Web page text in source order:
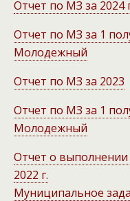
Отчет по МЗ за 2024
Отчет по МЗ за 1
Молодежный
Отчет по МЗ за 2023
Отчет по МЗ за 1
Молодежный
Отчет о
2022 г.
Муниципальное